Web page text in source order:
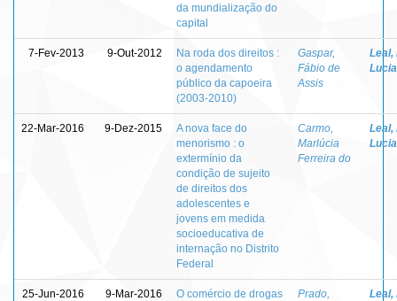
da mundialização do
capital
7-Fev-2013 9-Out-2012
Na roda dos direitos :
o agendamento
público da capoeira
(2003-2010)
Gaspar,
Fábio de
Assis
Leal,
22-Mar-2016 9-Dez-2015
A nova face do
menorismo : o
extermínio da
condição de sujeito
de direitos dos
adolescentes e
jovens em medida
socioeducativa de
internação no Distrito
Federal
Carmo,
Marlúcia
Ferreira do
Leal,
25-Jun-2016 9-Mar-2016
O comércio de drogas
Prado,
Leal,